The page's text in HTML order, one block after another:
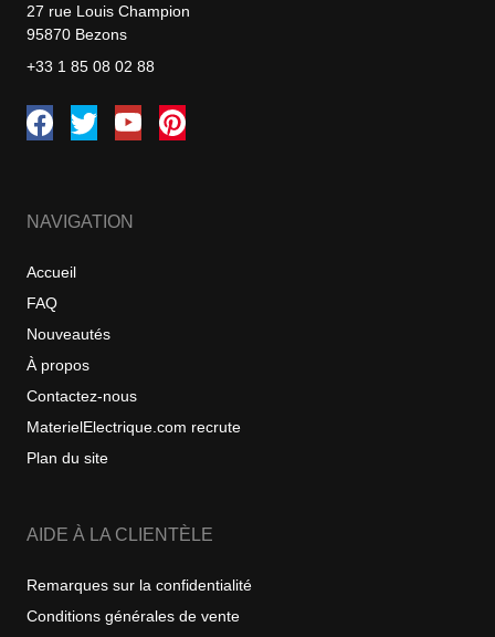
27 rue Louis Champion
95870 Bezons
+33 1 85 08 02 88
NAVIGATION
Accueil
FAQ
Nouveautés
À propos
Contactez-nous
MaterielElectrique.com recrute
Plan du site
AIDE À LA CLIENTÈLE
Remarques sur la confidentialité
Conditions générales de vente